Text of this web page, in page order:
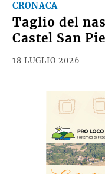
CRONACA
Taglio del
Castel San
18 LUGLIO 2026